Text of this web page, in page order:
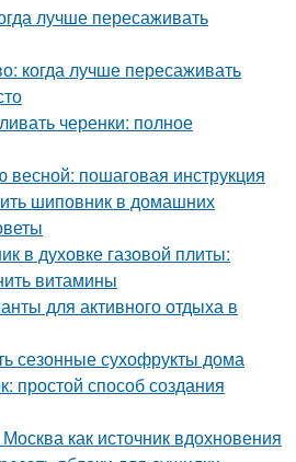
лучше пересаживать
когда лучше пересаживать
черенки: полное
весной: пошаговая инструкция
шиповник в домашних
в духовке газовой плиты:
витамины
для активного отдыха в
сезонные сухофрукты дома
простой способ создания
как источник вдохновения